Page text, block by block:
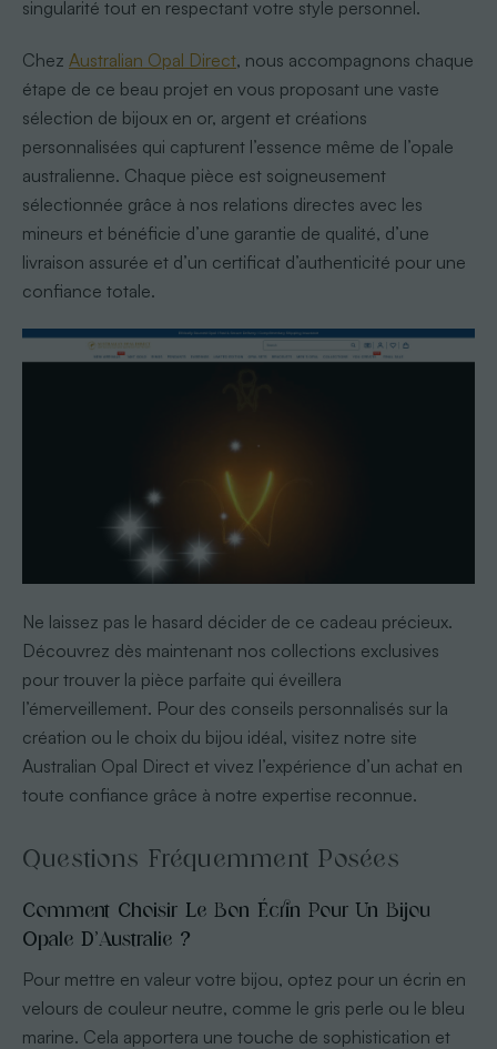
singularité tout en respectant votre style personnel.
Chez Australian Opal Direct, nous accompagnons chaque
étape de ce beau projet en vous proposant une vaste
sélection de bijoux en or, argent et créations
personnalisées qui capturent l’essence même de l’opale
australienne. Chaque pièce est soigneusement
sélectionnée grâce à nos relations directes avec les
mineurs et bénéficie d’une garantie de qualité, d’une
livraison assurée et d’un certificat d’authenticité pour une
confiance totale.
Ne laissez pas le hasard décider de ce cadeau précieux.
Découvrez dès maintenant nos collections exclusives
pour trouver la pièce parfaite qui éveillera
l’émerveillement. Pour des conseils personnalisés sur la
création ou le choix du bijou idéal, visitez notre site
Australian Opal Direct et vivez l’expérience d’un achat en
toute confiance grâce à notre expertise reconnue.
Questions Fréquemment Posées
Comment Choisir Le Bon Écrin Pour Un Bijou
Opale D’Australie ?
Pour mettre en valeur votre bijou, optez pour un écrin en
velours de couleur neutre, comme le gris perle ou le bleu
marine. Cela apportera une touche de sophistication et